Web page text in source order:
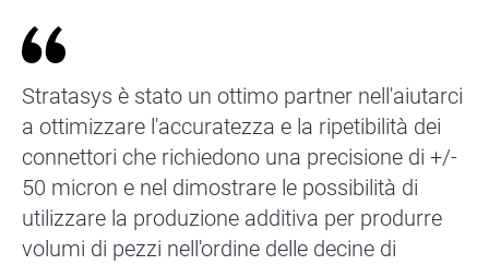
Stratasys è stato un ottimo partner nell'aiutarci
a ottimizzare l'accuratezza e la ripetibilità dei
connettori che richiedono una precisione di +/-
50 micron e nel dimostrare le possibilità di
utilizzare la produzione additiva per produrre
volumi di pezzi nell'ordine delle decine di